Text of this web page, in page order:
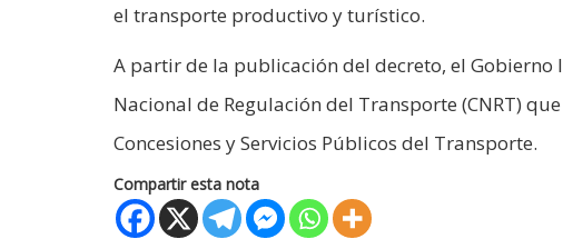
el transporte productivo y turístico.
A partir de la publicación del decreto, el
Nacional de Regulación del Transporte (CNRT)
Concesiones y Servicios Públicos del Transporte.
Compartir esta nota